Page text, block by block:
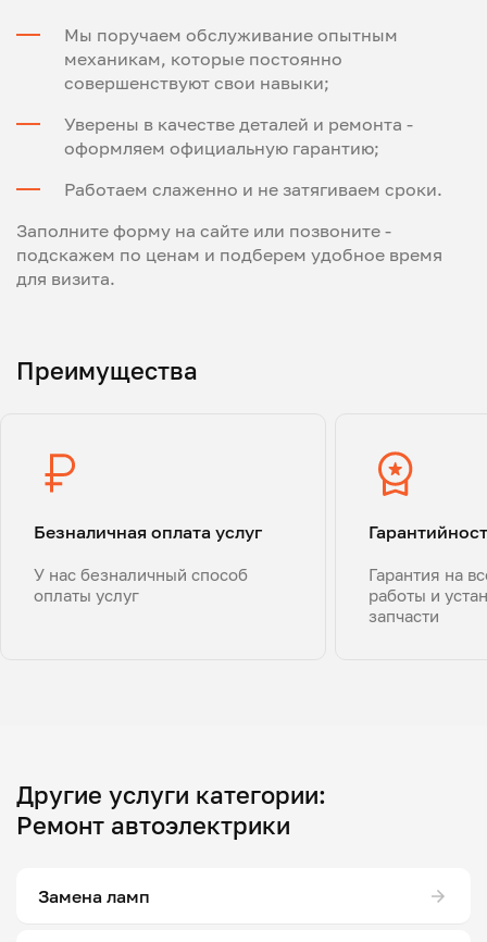
Мы поручаем обслуживание опытным
механикам, которые постоянно
совершенствуют свои навыки;
Уверены в качестве деталей и ремонта -
оформляем официальную гарантию;
Работаем слаженно и не затягиваем сроки.
Заполните форму на сайте или позвоните -
подскажем по ценам и подберем удобное время
для визита.
Преимущества
Безналичная оплата услуг
У нас безналичный способ
оплаты услуг
Гарантия на
работы и
запчасти
Другие услуги категории:
Ремонт автоэлектрики
Замена ламп